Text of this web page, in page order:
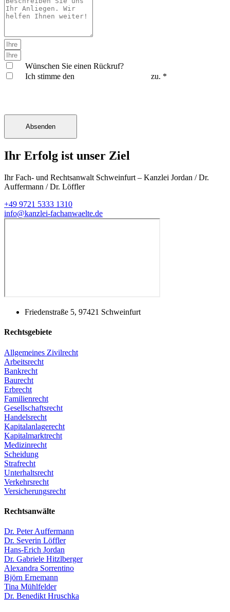
Wünschen Sie einen Rückruf?
Ich stimme den
zu. *
Absenden
Ihr Erfolg ist unser Ziel
Ihr Fach- und Rechtsanwalt Schweinfurt – Kanzlei Jordan / Dr.
Auffermann / Dr. Löffler
+49 9721 5333 1310
info@kanzlei-fachanwaelte.de
Friedenstraße 5, 97421 Schweinfurt
Rechtsgebiete
Allgemeines Zivilrecht
Arbeitsrecht
Bankrecht
Baurecht
Erbrecht
Familienrecht
Gesellschaftsrecht
Handelsrecht
Kapitalanlagerecht
Kapitalmarktrecht
Medizinrecht
Scheidung
Strafrecht
Unterhaltsrecht
Verkehrsrecht
Versicherungsrecht
Rechtsanwälte
Dr. Peter Auffermann
Dr. Severin Löffler
Hans-Erich Jordan
Dr. Gabriele Hitzlberger​
Alexandra Sorrentino​
Björn Ernemann​
Tina Mühlfelder
Dr. Benedikt Hruschka